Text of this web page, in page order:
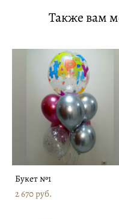
Также вам
Букет №1
2 670 pуб.